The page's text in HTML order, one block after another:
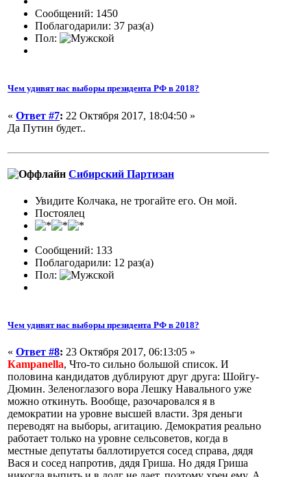
Сообщений: 1450
Поблагодарили: 37 раз(а)
Пол:
Чем удивят нас выборы президента РФ в 2018?
« Ответ #7: 22 Октября 2017, 18:04:50 »
Да Путин будет..
Сибирский Партизан
Увидите Колчака, не трогайте его. Он мой.
Постоялец
Сообщений: 133
Поблагодарили: 12 раз(а)
Пол:
Чем удивят нас выборы президента РФ в 2018?
« Ответ #8: 23 Октября 2017, 06:13:05 »
Кampanella, Что-то сильно большой список. И
половина кандидатов дублируют друг друга: Шойгу-
Дюмин. Зеленоглазого вора Лешку Навального уже
можно откинуть. Вообще, разочаровался я в
демократии на уровне высшей власти. Зря деньги
переводят на выборы, агитацию. Демократия реально
работает только на уровне сельсоветов, когда в
местные депутаты баллотируется сосед справа, дядя
Вася и сосед напротив, дядя Гриша. Но дядя Гриша